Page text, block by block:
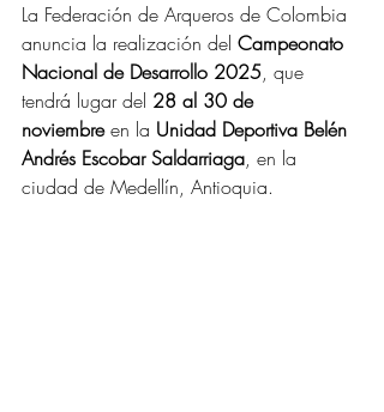
La Federación de Arqueros de Colombia
anuncia la realización del Campeonato
Nacional de Desarrollo 2025, que
tendrá lugar del 28 al 30 de
noviembre en la Unidad Deportiva Belén
Andrés Escobar Saldarriaga, en la
ciudad de Medellín, Antioquia.